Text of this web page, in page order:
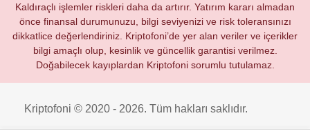
Kaldıraçlı işlemler riskleri daha da artırır. Yatırım kararı almadan
önce finansal durumunuzu, bilgi seviyenizi ve risk toleransınızı
dikkatlice değerlendiriniz. Kriptofoni’de yer alan veriler ve içerikler
bilgi amaçlı olup, kesinlik ve güncellik garantisi verilmez.
Doğabilecek kayıplardan Kriptofoni sorumlu tutulamaz.
Kriptofoni © 2020 - 2026. Tüm hakları saklıdır.